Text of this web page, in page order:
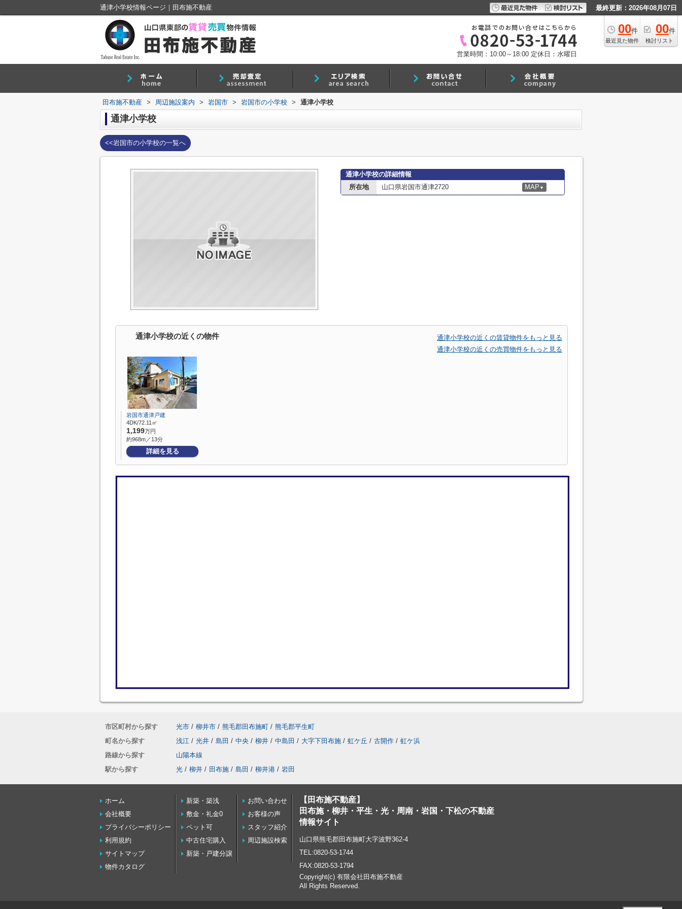
通津小学校情報ページ｜田布施不動産 最終更新：2026年08月07日
00件
最近見た物件
00件
検討リスト
営業時間：10:00～18:00 定休日：水曜日
田布施不動産 > 周辺施設案内 > 岩国市 > 岩国市の小学校 > 通津小学校
通津小学校
<<岩国市の小学校の一覧へ
通津小学校の詳細情報
所在地
山口県岩国市通津2720 MAP ▼
通津小学校の近くの物件
通津小学校の近くの賃貸物件をもっと見る
通津小学校の近くの売買物件をもっと見る
岩国市通津戸建
4DK/72.11㎡
1,199万円
約968m／13分
詳細を見る
市区町村から探す 光市 / 柳井市 / 熊毛郡田布施町 / 熊毛郡平生町
町名から探す
浅江 / 光井 / 島田 / 中央 / 柳井 / 中島田 / 大字下田布施 / 虹ケ丘 / 古開作 / 虹ケ浜
路線から探す
山陽本線
駅から探す
光 / 柳井 / 田布施 / 島田 / 柳井港 / 岩田
ホーム
会社概要
プライバシーポリシー
利用規約
サイトマップ
物件カタログ
新築・築浅
敷金・礼金0
ペット可
中古住宅購入
新築・戸建分譲
お問い合わせ
お客様の声
スタッフ紹介
周辺施設検索
【田布施不動産】
田布施・柳井・平生・光・周南・岩国・下松の不動産
情報サイト
山口県熊毛郡田布施町大字波野362-4
TEL:0820-53-1744
FAX:0820-53-1794
Copyright(c) 有限会社田布施不動産
All Rights Reserved.